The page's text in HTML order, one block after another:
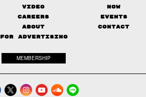
Video
Now
Careers
Events
About
Contact
FOR ADVERTISING
MEMBERSHIP